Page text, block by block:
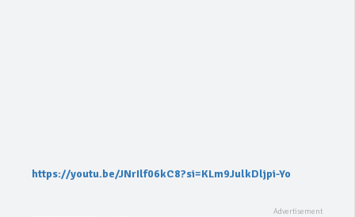
https://youtu.be/JNrIlf06kC8?si=KLm9JulkDljpi-Yo